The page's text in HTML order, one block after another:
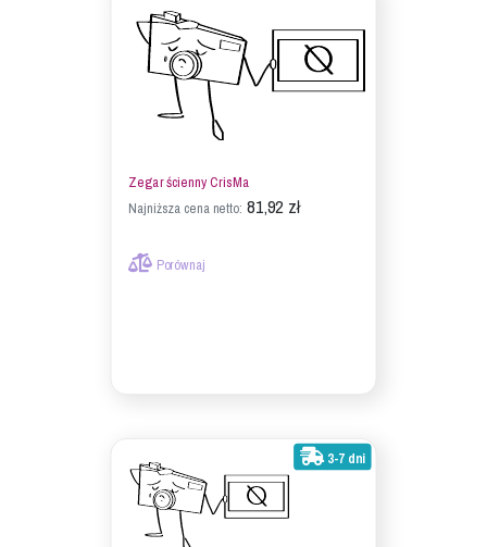
Zegar ścienny CrisMa
Najniższa cena netto: 81,92 zł
Porównaj
3-7 dni